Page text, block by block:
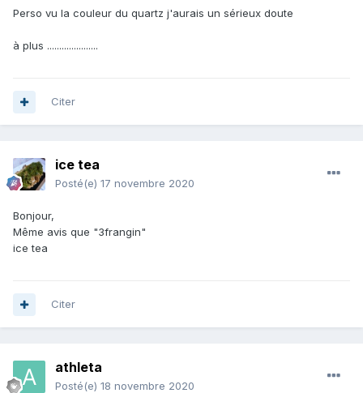
Perso vu la couleur du quartz j'aurais un sérieux doute
à plus .....................
Citer
ice tea
Posté(e) 17 novembre 2020
Bonjour,
Même avis que "3frangin"
ice tea
Citer
athleta
Posté(e) 18 novembre 2020